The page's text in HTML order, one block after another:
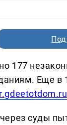
177
Еще
суды